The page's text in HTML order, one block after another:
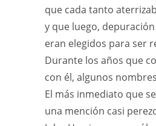
que cada tanto
y que luego,
eran elegidos para ser
Durante los años que
con él, algunos
El más inmediato que
una mención casi